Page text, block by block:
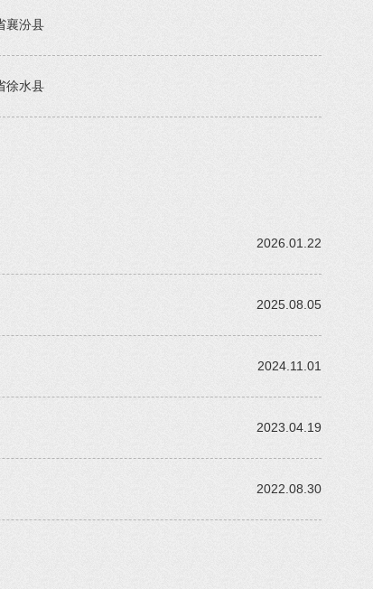
襄汾县
徐水县
2026.01.22
2025.08.05
2024.11.01
2023.04.19
2022.08.30